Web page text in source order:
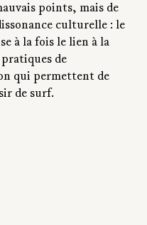
points, mais de
culturelle : le
à la fois le lien à la
de
qui permettent de
de surf.